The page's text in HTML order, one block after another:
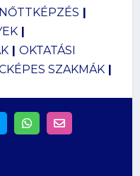
|
|
| OKTATÁSI
SZAKMÁK|